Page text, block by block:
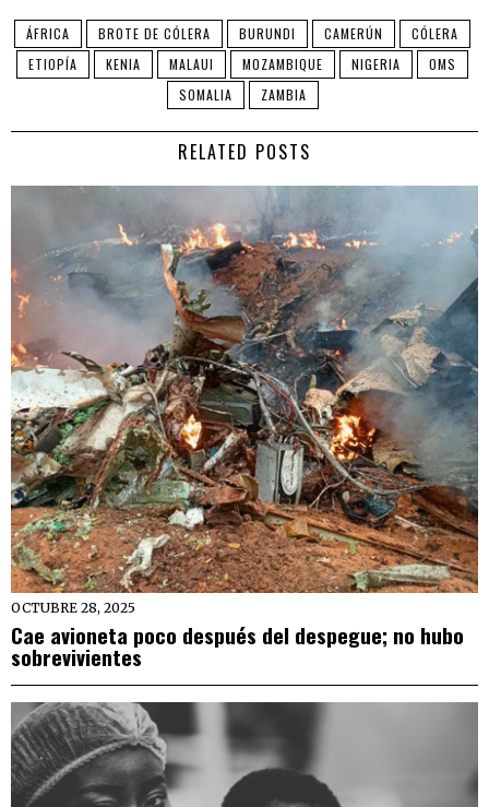
ÁFRICA BROTE DE CÓLERA BURUNDI CAMERÚN
CÓLERA
ETIOPÍA
KENIA MALAUI MOZAMBIQUE NIGERIA
OMS
SOMALIA
ZAMBIA
RELATED POSTS
OCTUBRE 28, 2025
Cae avioneta poco después del despegue; no hubo
sobrevivientes